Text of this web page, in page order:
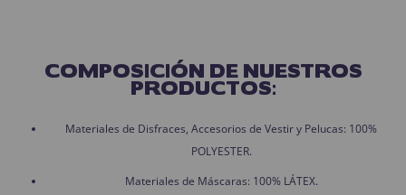
COMPOSICIÓN DE NUESTROS
PRODUCTOS:
Materiales de Disfraces, Accesorios de Vestir y Pelucas: 100%
POLYESTER.
Materiales de Máscaras: 100% LÁTEX.